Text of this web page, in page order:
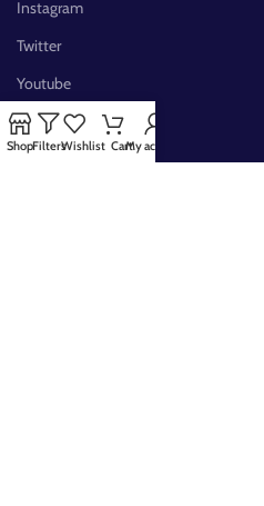
Instagram
Twitter
Youtube
Pinterest
FB Group
ShopFiltersWishlist CartMy account